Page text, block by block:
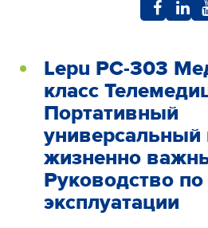
Lepu PC-303
класс
Портативный
универсальный
жизненно
Руководство по
эксплуатации